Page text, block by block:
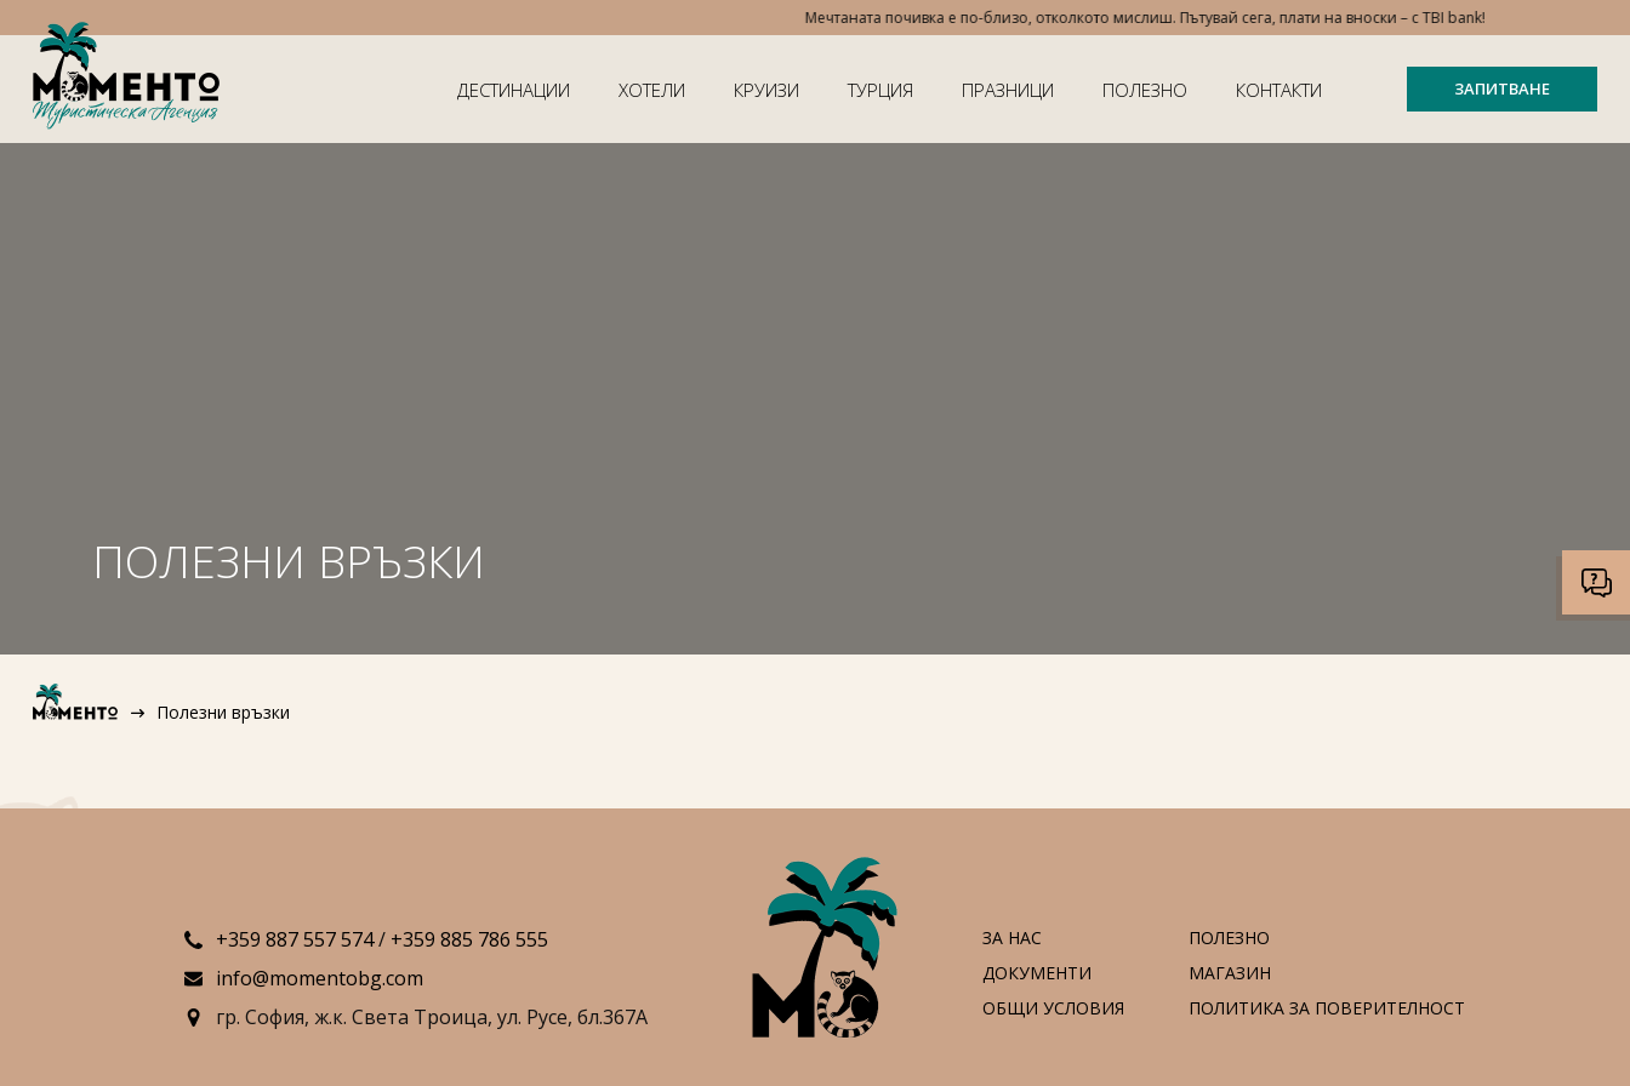
Мечтаната почивка е по-близо, отколкото мислиш. Пътувай сега, плати на вноски – с TBI bank!
ДЕСТИНАЦИИ ХОТЕЛИ КРУИЗИ ТУРЦИЯ ПРАЗНИЦИ ПОЛЕЗНО КОНТАКТИ ЗАПИТВАНЕ
ПОЛЕЗНИ ВРЪЗКИ
Полезни връзки
+359 887 557 574/ +359 885 786 555
info@momentobg.com
гр. София,ж.к. Света Троица, ул. Русе, бл.367А
ЗА НАС
ПОЛЕЗНО
ДОКУМЕНТИ
МАГАЗИН
ОБЩИ УСЛОВИЯ
ПОЛИТИКА ЗА ПОВЕРИТЕЛНОСТ